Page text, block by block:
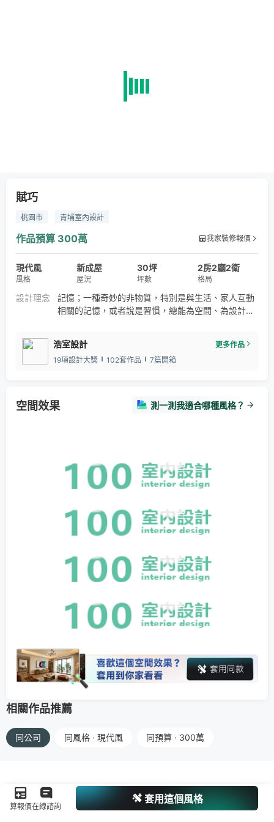
賦巧
桃園市 青埔室內設計
作品預算 300萬 我家裝修報價
現代風
風格
新成屋
屋況
30坪
坪數
2房2廳2衛
格局
設計理念
記憶；一種奇妙的非物質，特別是與生活、家人互動
相關的記憶，或者說是習慣，總能為空間、為設計師
點滴便成為後續發想主軸：首先，將新宅原始三房調
整為2+1房、同時合併餐廚的步驟非常關鍵，不僅極
審美與人性化
浩室設計
更多作品
19項設計大獎
102套作品 7篇開箱
空間效果 測一測我適合哪種風格？
相關作品推薦
同公司 同風格 · 現代風 同預算 · 300萬
算報價在線諮詢
套用這個風格